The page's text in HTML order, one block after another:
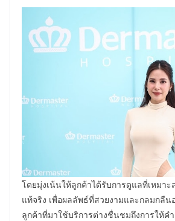
โดยมุ่งเน้นให้ลูกค้าได้รับการดูแลที่เหมาะ
แท้จริง เพื่อผลลัพธ์ที่สวยงามและกลมกลืน
ลูกค้าที่มาใช้บริการต่างชื่นชมถึงการให้ค